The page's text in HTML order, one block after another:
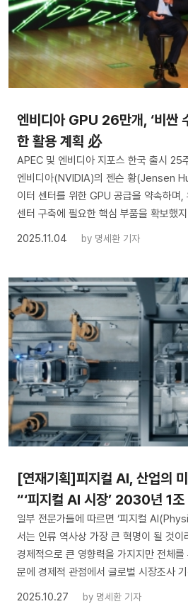
엔비디아 GPU 26만개, ‘비싼
한 활용 계획 必
APEC 및 엔비디아 지포스 한국 출시 25
엔비디아(NVIDIA)의 젠슨 황(Jensen
이터 센터를 위한 GPU 공급을 약속하며,
센터 구축에 필요한 핵심 부품을 확보했
2025.11.04
by 명세환 기자
[연재기획]피지컬 AI, 산업의
“‘피지컬 AI 시장’ 2030년 1조
일부 전문가들에 따르면 ‘피지컬
서는 인류 역사상 가장 큰 혁명이 될 것
경제적으로 큰 영향력을 가지지만 전체
문에 경제적 관점에서 글로벌 시장조사
2025.10.27
by 명세환 기자